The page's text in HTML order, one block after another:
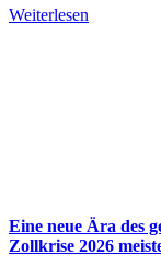
Weiterlesen
Eine neue Ära des
Zollkrise 2026